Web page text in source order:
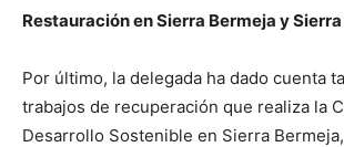
Restauración en Sierra Bermeja y
Por último, la delegada ha dado cuenta
trabajos de recuperación que realiza la
Desarrollo Sostenible en Sierra